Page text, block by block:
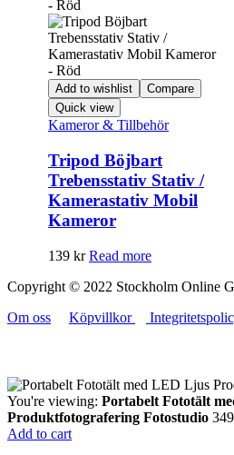
Add to wishlist
Compare
Quick view
Kameror & Tillbehör
Tripod Böjbart
Trebensstativ Stativ /
Kamerastativ Mobil
Kameror
139 kr Read more
Copyright © 2022 Stockholm Online
Om oss
Köpvillkor
You're viewing: Portabelt Fototält
Produktfotografering Fotostudio 349
Add to cart